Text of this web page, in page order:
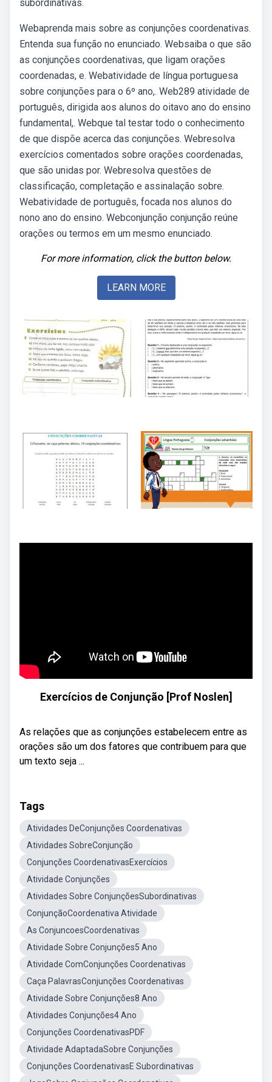
subordinativas.
Webaprenda mais sobre as conjunções coordenativas.
Entenda sua função no enunciado. Websaiba o que são
as conjunções coordenativas, que ligam orações
coordenadas, e. Webatividade de língua portuguesa
sobre conjunções para o 6º ano,. Web289 atividade de
português, dirigida aos alunos do oitavo ano do ensino
fundamental,. Webque tal testar todo o conhecimento
de que dispõe acerca das conjunções. Webresolva
exercícios comentados sobre orações coordenadas,
que são unidas por. Webresolva questões de
classificação, completação e assinalação sobre.
Webatividade de português, focada nos alunos do
nono ano do ensino. Webconjunção conjunção reúne
orações ou termos em um mesmo enunciado.
For more information, click the button below.
LEARN MORE
Exercícios de Conjunção [Prof Noslen]
As relações que as conjunções estabelecem entre as
orações são um dos fatores que contribuem para que
um texto seja ...
Tags
Atividades DeConjunções Coordenativas
Atividades SobreConjunção
Conjunções CoordenativasExercícios
Atividade Conjunções
Atividades Sobre ConjunçõesSubordinativas
ConjunçãoCoordenativa Atividade
As ConjuncoesCoordenativas
Atividade Sobre Conjunções5 Ano
Atividade ComConjunções Coordenativas
Caça PalavrasConjunções Coordenativas
Atividade Sobre Conjunções8 Ano
Atividades Conjunções4 Ano
Conjunções CoordenativasPDF
Atividade AdaptadaSobre Conjunções
Conjunções CoordenativasE Subordinativas